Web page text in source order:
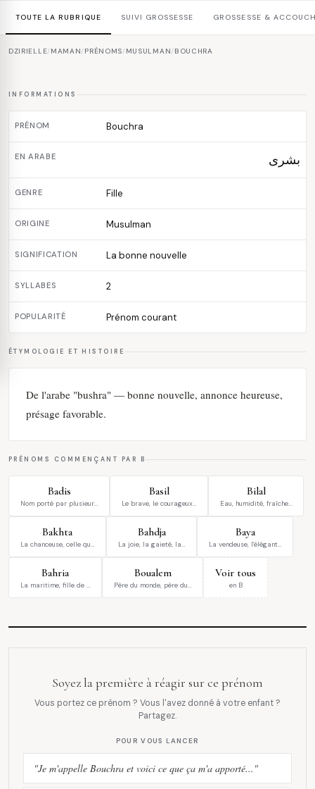
TOUTE LA RUBRIQUE SUIVI GROSSESSE GROSSESSE &
DZIRIELLE/ MAMAN/ PRÉNOMS/ MUSULMAN/ BOUCHRA
INFORMATIONS
PRÉNOM Bouchra
EN ARABE بشرى
GENRE Fille
ORIGINE Musulman
SIGNIFICATION La bonne nouvelle
SYLLABES 2
POPULARITÉ Prénom courant
ÉTYMOLOGIE ET HISTOIRE
De l'arabe "bushra" — bonne nouvelle, annonce heureuse,
présage favorable.
PRÉNOMS COMMENÇANT PAR B
Badis
Nom porté par plusieur…
Basil
Le brave, le courageux…
Bilal
Eau, humidité, fraîche…
Bakhta
La chanceuse, celle qu…
Bahdja
La joie, la gaieté, la…
Baya
La vendeuse, l'élégant…
Bahria
La maritime, fille de …
Boualem
Père du monde, père du…
Voir tous
en B
Soyez la première à réagir sur ce prénom
Vous portez ce prénom ? Vous l'avez donné à votre enfant ?
Partagez.
POUR VOUS LANCER
"Je m'appelle Bouchra et voici ce que ça m'a apporté..."